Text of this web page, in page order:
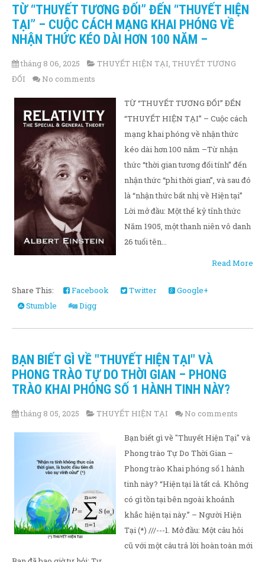
TỪ “THUYẾT TƯƠNG ĐỐI” ĐẾN “THUYẾT HIỆN
TẠI” – CUỘC CÁCH MẠNG KHAI PHÓNG VỀ
NHẬN THỨC KÉO DÀI HƠN 100 NĂM –
tháng 8 06, 2025 THUYẾT HIỆN TẠI, THUYẾT TƯƠNG
ĐỐI
No comments
TỪ “THUYẾT TƯƠNG ĐỐI” ĐẾN
“THUYẾT HIỆN TẠI” – Cuộc cách
mạng khai phóng về nhận thức
kéo dài hơn 100 năm –Từ nhận
thức “thời gian tương đối tính” đến
nhận thức “phi thời gian”, và sau đó
là “nhận thức bất nhị về Hiện tại”
Lời mở đầu: Một thế kỷ tỉnh thức
Năm 1905, một thanh niên vô danh
26 tuổi tên...
Read More
Share This: Facebook Twitter
Google+
Stumble
Digg
BẠN BIẾT GÌ VỀ "THUYẾT HIỆN TẠI" VÀ
PHONG TRÀO TỰ DO THỜI GIAN – PHONG
TRÀO KHAI PHÓNG SỐ 1 HÀNH TINH NÀY?
tháng 8 05, 2025 THUYẾT HIỆN TẠI No comments
Bạn biết gì về "Thuyết Hiện Tại" và
Phong trào Tự Do Thời Gian –
Phong trào Khai phóng số 1 hành
tinh này? “Hiện tại là tất cả. Không
có gì tồn tại bên ngoài khoảnh
khắc hiện tại này.” – Người Hiện
Tại (*) ///---1. Mở đầu: Một câu hỏi
cũ với một câu trả lời hoàn toàn mới